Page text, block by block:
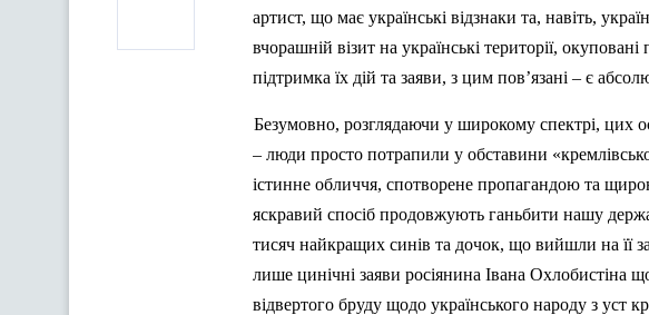
артист, що має українські відзнаки та, навіть,
вчорашній візит на українські території,
підтримка їх дій та заяви, з цим пов’язані – є
Безумовно, розглядаючи у широкому спектрі, цих
– люди просто потрапили у обставини
істинне обличчя, спотворене пропагандою та
яскравий спосіб продовжують ганьбити нашу
тисяч найкращих синів та дочок, що вийшли на її
лише цинічні заяви росіянина Івана Охлобистіна
відвертого бруду щодо українського народу з уст